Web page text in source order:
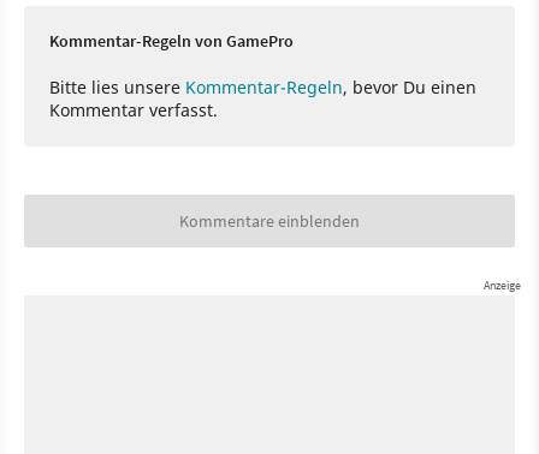
Kommentar-Regeln von GamePro
Bitte lies unsere Kommentar-Regeln, bevor Du einen
Kommentar verfasst.
Kommentare einblenden